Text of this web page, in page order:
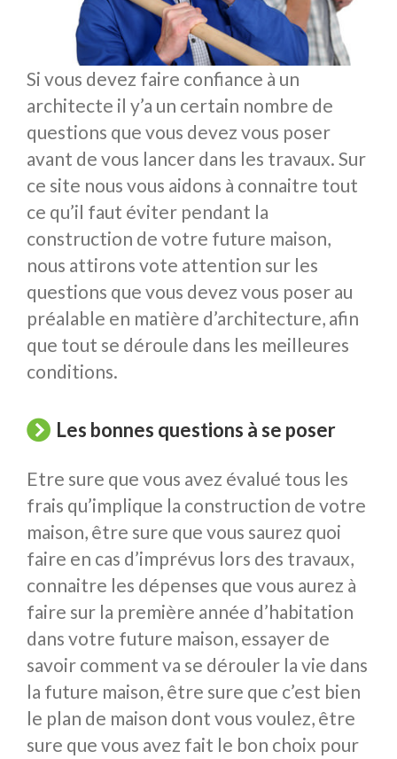
Si vous devez faire confiance à un
architecte il y’a un certain nombre de
questions que vous devez vous poser
avant de vous lancer dans les travaux. Sur
ce site nous vous aidons à connaitre tout
ce qu’il faut éviter pendant la
construction de votre future maison,
nous attirons vote attention sur les
questions que vous devez vous poser au
préalable en matière d’architecture, afin
que tout se déroule dans les meilleures
conditions.
Les bonnes questions à se poser
Etre sure que vous avez évalué tous les
frais qu’implique la construction de votre
maison, être sure que vous saurez quoi
faire en cas d’imprévus lors des travaux,
connaitre les dépenses que vous aurez à
faire sur la première année d’habitation
dans votre future maison, essayer de
savoir comment va se dérouler la vie dans
la future maison, être sure que c’est bien
le plan de maison dont vous voulez, être
sure que vous avez fait le bon choix pour